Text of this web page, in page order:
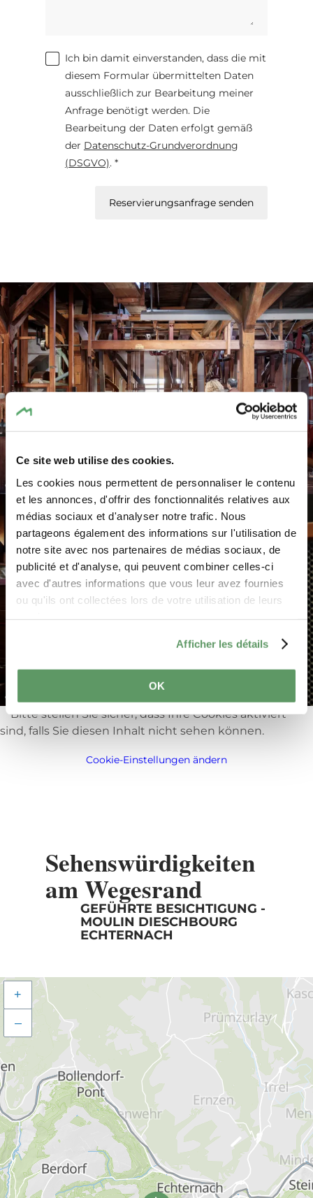
Ce site web utilise des cookies.
Les cookies nous permettent de personnaliser le contenu
et les annonces, d'offrir des fonctionnalités relatives aux
médias sociaux et d'analyser notre trafic. Nous
partageons également des informations sur l'utilisation de
notre site avec nos partenaires de médias sociaux, de
publicité et d'analyse, qui peuvent combiner celles-ci
avec d'autres informations que vous leur avez fournies
ou qu'ils ont collectées lors de votre utilisation de leurs
Afficher les détails
OK
Ich bin damit einverstanden, dass die mit
diesem Formular übermittelten Daten
ausschließlich zur Bearbeitung meiner
Anfrage benötigt werden. Die
Bearbeitung der Daten erfolgt gemäß
der Datenschutz-Grundverordnung
(DSGVO). *
Reservierungsanfrage senden
© Pancake! Photographie
©
Bitte stellen Sie sicher, dass Ihre Cookies aktiviert
sind, falls Sie diesen Inhalt nicht sehen können.
Cookie-Einstellungen ändern
Sehenswürdigkeiten
am Wegesrand
GEFÜHRTE BESICHTIGUNG -
MOULIN DIESCHBOURG
ECHTERNACH
+
–